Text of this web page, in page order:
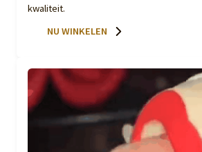
kwaliteit.
NU WINKELEN